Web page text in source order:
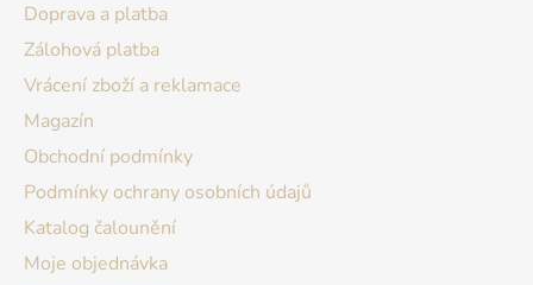
Doprava a platba
Zálohová platba
Vrácení zboží a reklamace
Magazín
Obchodní podmínky
Podmínky ochrany osobních údajů
Katalog čalounění
Moje objednávka